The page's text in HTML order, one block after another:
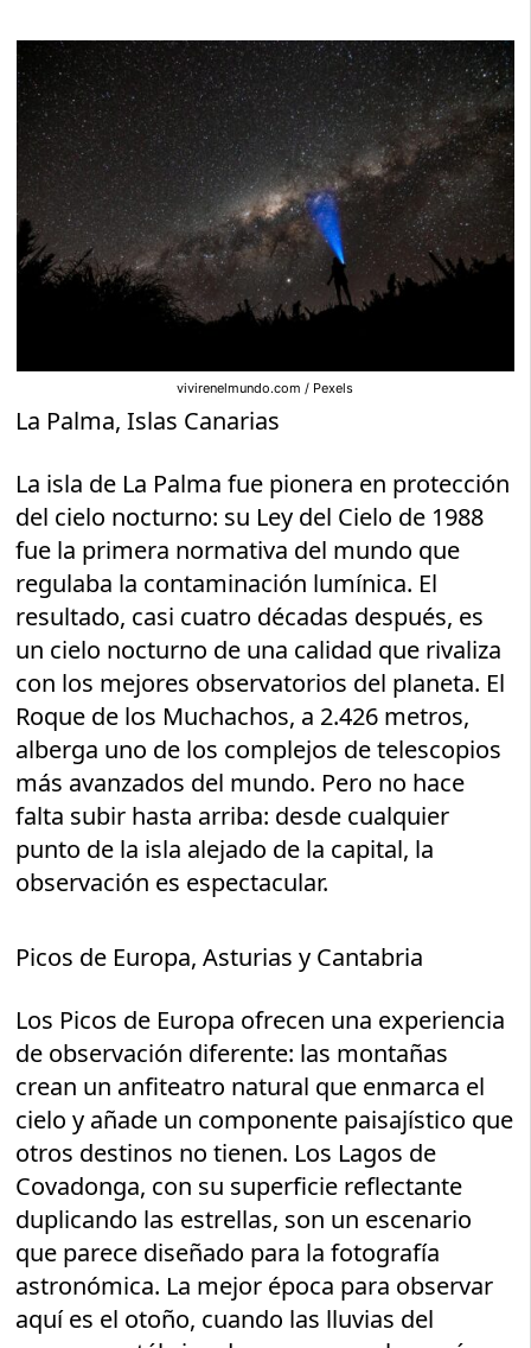
vivirenelmundo.com / Pexels
La Palma, Islas Canarias
La isla de La Palma fue pionera en protección
del cielo nocturno: su Ley del Cielo de 1988
fue la primera normativa del mundo que
regulaba la contaminación lumínica. El
resultado, casi cuatro décadas después, es
un cielo nocturno de una calidad que rivaliza
con los mejores observatorios del planeta. El
Roque de los Muchachos, a 2.426 metros,
alberga uno de los complejos de telescopios
más avanzados del mundo. Pero no hace
falta subir hasta arriba: desde cualquier
punto de la isla alejado de la capital, la
observación es espectacular.
Picos de Europa, Asturias y Cantabria
Los Picos de Europa ofrecen una experiencia
de observación diferente: las montañas
crean un anfiteatro natural que enmarca el
cielo y añade un componente paisajístico que
otros destinos no tienen. Los Lagos de
Covadonga, con su superficie reflectante
duplicando las estrellas, son un escenario
que parece diseñado para la fotografía
astronómica. La mejor época para observar
aquí es el otoño, cuando las lluvias del